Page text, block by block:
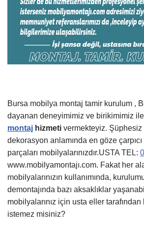
Bursa mobilya montaj tamir kurulum ,
dayanan deneyimimiz ve birikimimiz ile
montaj hizmeti vermekteyiz.
dekorasyon anlamında en göze
parçaları mobilyalarınızdır.USTA TEL:
www.mobilyamontajı.com. Fakat her
mobilyalarınızın kullanımında,
demontajında bazı aksaklıklar
mobilyalarınız için usta eller
istemez misiniz?